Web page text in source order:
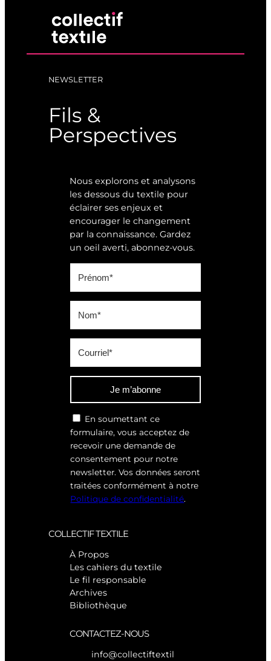
NEWSLETTER
Fils &
Perspectives
Nous explorons et analysons
les dessous du textile pour
éclairer ses enjeux et
encourager le changement
par la connaissance. Gardez
un oeil averti, abonnez-vous.
Je m’abonne
En soumettant ce
formulaire, vous acceptez de
recevoir une demande de
consentement pour notre
newsletter. Vos données seront
traitées conformément à notre
Politique de confidentialité.
COLLECTIF TEXTILE
À Propos
Les cahiers du textile
Le fil responsable
Archives
Bibliothèque
CONTACTEZ-NOUS
info@collectiftextil